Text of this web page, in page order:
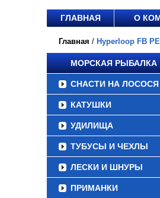
ГЛАВНАЯ О
Главная / Hyperloop FB
МОРСКАЯ РЫБАЛКА
СНАСТИ НА ЛОСОСЯ
КАТУШКИ
УДИЛИЩА
ТУБУСЫ И ЧЕХЛЫ
ЛЕСКИ И ШНУРЫ
ПРИМАНКИ